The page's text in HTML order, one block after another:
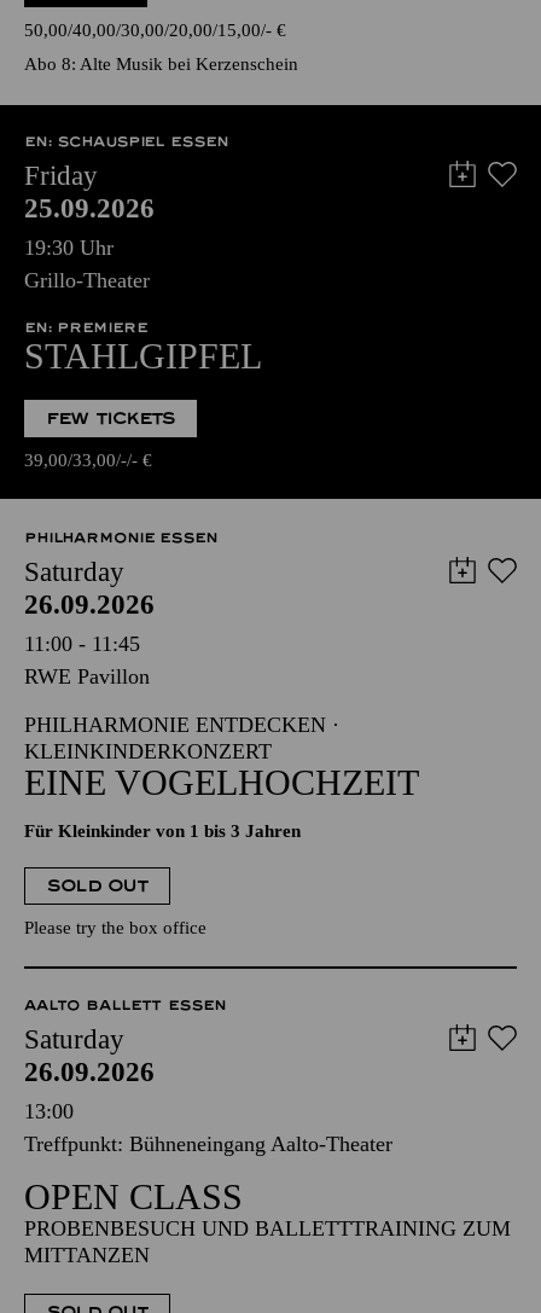
50,00 40,00 30,00 20,00 15,00 - €
Abo 8: Alte Musik bei Kerzenschein
EN: SCHAUSPIEL ESSEN
Friday
25.09.2026
19:30 Uhr
Grillo-Theater
EN: PREMIERE
STAHLGIPFEL
FEW TICKETS
39,00 33,00 - - €
PHILHARMONIE ESSEN
Saturday
26.09.2026
11:00 - 11:45
RWE Pavillon
PHILHARMONIE ENTDECKEN ·
KLEINKINDERKONZERT
EINE VOGELHOCHZEIT
Für Kleinkinder von 1 bis 3 Jahren
SOLD OUT
Please try the box office
AALTO BALLETT ESSEN
Saturday
26.09.2026
13:00
Treffpunkt: Bühneneingang Aalto-Theater
OPEN CLASS
PROBENBESUCH UND BALLETTTRAINING ZUM
MITTANZEN